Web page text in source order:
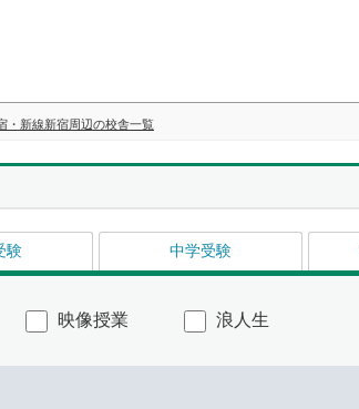
・新線新宿周辺の校舎一覧
験 中学受験
映像授業 浪人生